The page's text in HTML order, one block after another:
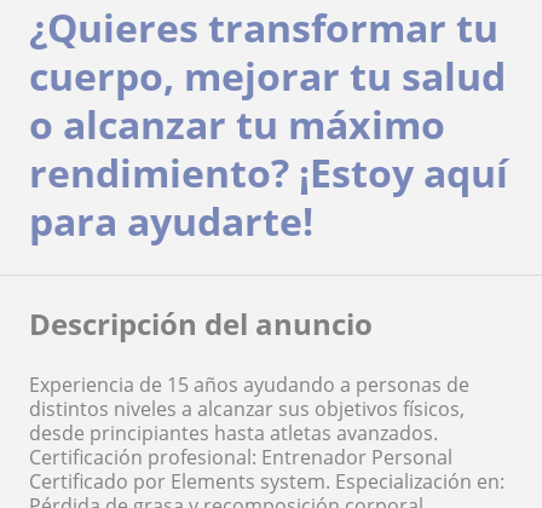
¿Quieres transformar tu
cuerpo, mejorar tu salud
o alcanzar tu máximo
rendimiento? ¡Estoy aquí
para ayudarte!
Descripción del anuncio
Experiencia de 15 años ayudando a personas de
distintos niveles a alcanzar sus objetivos físicos,
desde principiantes hasta atletas avanzados.
Certificación profesional: Entrenador Personal
Certificado por Elements system. Especialización en: